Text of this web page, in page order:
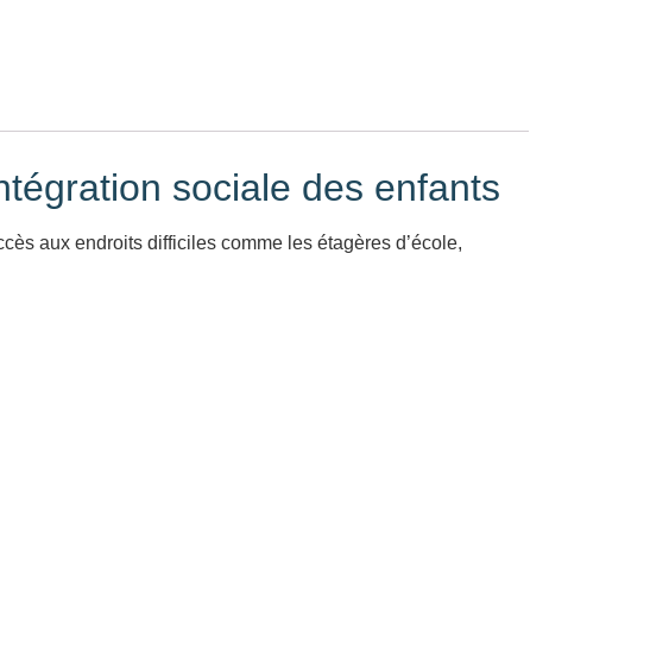
sociale des enfants
aux endroits difficiles comme les étagères d’école,